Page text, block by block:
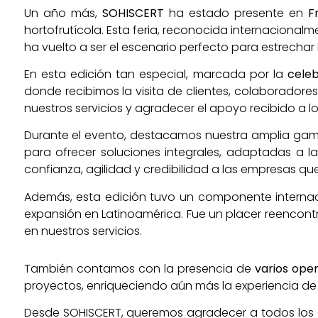
Un año más, SOHISCERT ha estado presente en
hortofrutícola. Esta feria, reconocida
ha vuelto a ser el escenario perfecto para
En esta edición tan especial, marcada por la
donde recibimos la visita de clientes,
nuestros servicios y agradecer el apoyo recibido a
Durante el evento, destacamos nuestra amplia
para ofrecer soluciones integrales, adaptadas a
confianza, agilidad y credibilidad a las empresas
Además, esta edición tuvo un componente
expansión en Latinoamérica. Fue un placer
en nuestros servicios.
También contamos con la presencia de varios
proyectos, enriqueciendo aún más la experiencia
Desde SOHISCERT, queremos agradecer a todos